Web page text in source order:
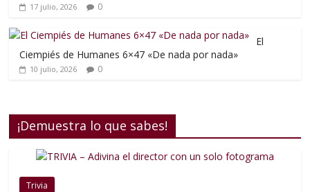
17 julio, 2026 0
El
Ciempiés de Humanes 6×47 «De nada por nada»
10 julio, 2026 0
¡Demuestra lo que sabes!
Trivia